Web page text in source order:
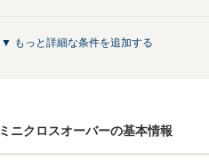
▼ もっと詳細な条件を追加する
ミニクロスオーバーの基本情報